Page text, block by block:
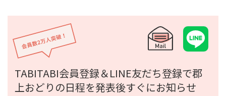
TABITABI会員登録＆LINE友だち登録で郡
上おどりの日程を発表後すぐにお知らせ